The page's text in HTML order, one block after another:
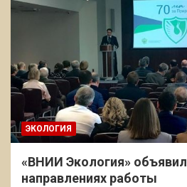
ЭКОЛОГИЯ
«ВНИИ Экология»
направлениях работы